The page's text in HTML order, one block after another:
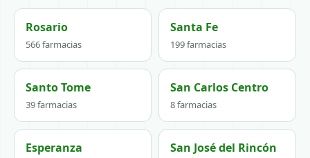
Rosario
566 farmacias
Santa Fe
199 farmacias
Santo Tome
39 farmacias
San Carlos Centro
8 farmacias
Esperanza San José del Rincón